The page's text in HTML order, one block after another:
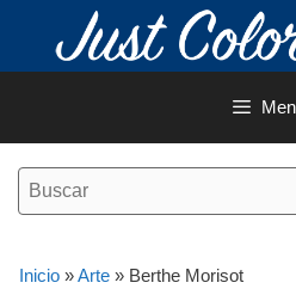
contenido
Inicio »Arte » Berthe Morisot